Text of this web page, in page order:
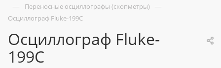
— Переносные осциллографы (скопметры) —
Осциллограф Fluke-199С
Осциллограф Fluke-
199С